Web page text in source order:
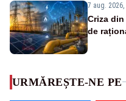
7 aug. 2026,
Criza
de
URMĂREȘTE-NE PE